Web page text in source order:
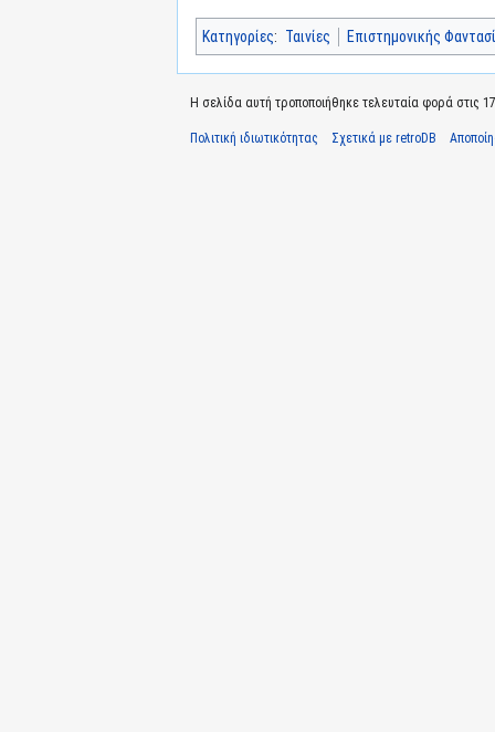
Κατηγορίες: Ταινίες Επιστημονικής
Η σελίδα αυτή τροποποιήθηκε τελευταία φορά στις
Πολιτική ιδιωτικότητας Σχετικά με retroDB